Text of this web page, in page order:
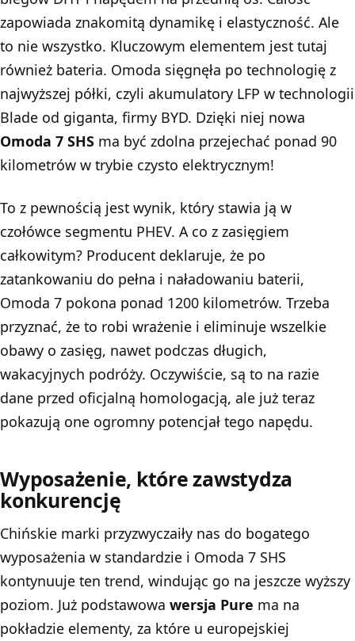
zapowiada znakomitą dynamikę i elastyczność. Ale
to nie wszystko. Kluczowym elementem jest tutaj
również bateria. Omoda sięgnęła po technologię z
najwyższej półki, czyli akumulatory LFP w technologii
Blade od giganta, firmy BYD. Dzięki niej nowa
Omoda 7 SHS ma być zdolna przejechać ponad 90
kilometrów w trybie czysto elektrycznym!
To z pewnością jest wynik, który stawia ją w
czołówce segmentu PHEV. A co z zasięgiem
całkowitym? Producent deklaruje, że po
zatankowaniu do pełna i naładowaniu baterii,
Omoda 7 pokona ponad 1200 kilometrów. Trzeba
przyznać, że to robi wrażenie i eliminuje wszelkie
obawy o zasięg, nawet podczas długich,
wakacyjnych podróży. Oczywiście, są to na razie
dane przed oficjalną homologacją, ale już teraz
pokazują one ogromny potencjał tego napędu.
Wyposażenie, które zawstydza
konkurencję
Chińskie marki przyzwyczaiły nas do bogatego
wyposażenia w standardzie i Omoda 7 SHS
kontynuuje ten trend, windując go na jeszcze wyższy
poziom. Już podstawowa wersja Pure ma na
pokładzie elementy, za które u europejskiej